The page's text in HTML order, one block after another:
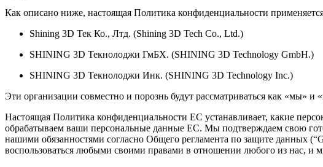
Как описано ниже, настоящая Политика конфиденциальности
Shining 3D Тек Ко., Лтд. (Shining 3D Tech Co., Ltd.)
SHINING 3D Текнолоджи ГмБХ. (SHINING 3D Technology GmbH.)
SHINING 3D Текнолоджи Инк. (SHINING 3D Technology Inc.)
Эти организации совместно и порознь будут рассматриваться как «мы» и
Настоящая Политика конфиденциальности ЕС устанавливает, какие
обрабатываем ваши персональные данные ЕС. Мы подтверждаем свою
нашими обязанностями согласно Общего регламента по защите данных
воспользоваться любыми своими правами в отношении любого из нас, и